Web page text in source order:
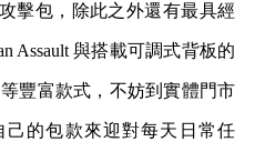
擊包，除此之外還有最具經
Assault 與搭載可調式背板的
等豐富款式，不妨到實體門市
的包款來迎對每天日常任